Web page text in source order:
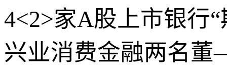
4<2>家A股上市银行
兴业消费金融两名